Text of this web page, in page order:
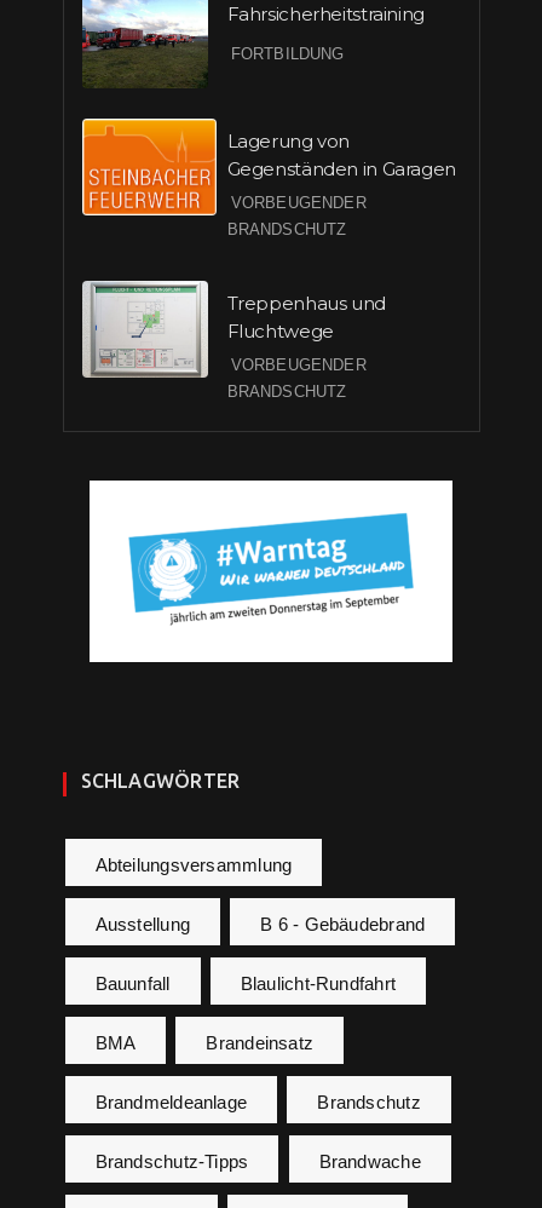
Fahrsicherheitstraining
FORTBILDUNG
Lagerung von
Gegenständen in Garagen
VORBEUGENDER
BRANDSCHUTZ
Treppenhaus und
Fluchtwege
VORBEUGENDER
BRANDSCHUTZ
SCHLAGWÖRTER
Abteilungsversammlung
Ausstellung B 6 - Gebäudebrand
Bauunfall Blaulicht-Rundfahrt
BMA Brandeinsatz
Brandmeldeanlage Brandschutz
Brandschutz-Tipps Brandwache